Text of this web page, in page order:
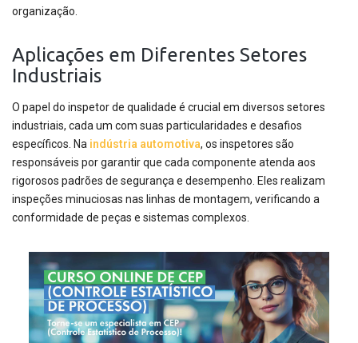
organização.
Aplicações em Diferentes Setores
Industriais
O papel do inspetor de qualidade é crucial em diversos setores
industriais, cada um com suas particularidades e desafios
específicos. Na indústria automotiva, os inspetores são
responsáveis por garantir que cada componente atenda aos
rigorosos padrões de segurança e desempenho. Eles realizam
inspeções minuciosas nas linhas de montagem, verificando a
conformidade de peças e sistemas complexos.